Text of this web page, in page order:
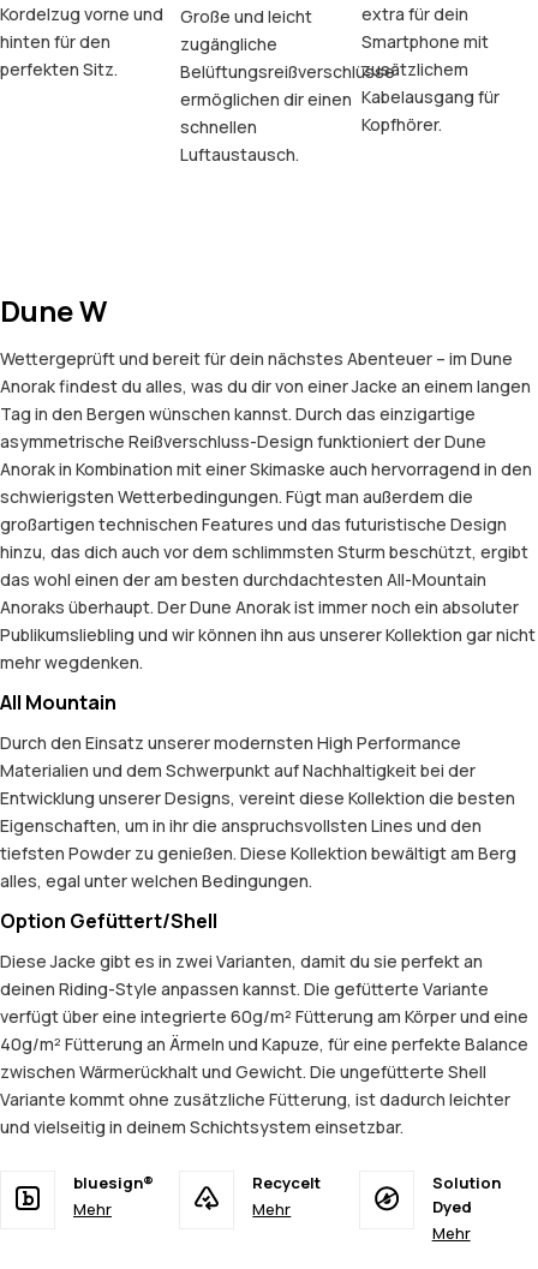
Kordelzug vorne und
hinten für den
perfekten Sitz.
Große und leicht
zugängliche
Belüftungsreißverschlüsse
ermöglichen dir einen
schnellen
Luftaustausch.
extra für dein
Smartphone mit
zusätzlichem
Kabelausgang für
Kopfhörer.
Dune W
Wettergeprüft und bereit für dein nächstes Abenteuer – im Dune
Anorak findest du alles, was du dir von einer Jacke an einem langen
Tag in den Bergen wünschen kannst. Durch das einzigartige
asymmetrische Reißverschluss-Design funktioniert der Dune
Anorak in Kombination mit einer Skimaske auch hervorragend in den
schwierigsten Wetterbedingungen. Fügt man außerdem die
großartigen technischen Features und das futuristische Design
hinzu, das dich auch vor dem schlimmsten Sturm beschützt, ergibt
das wohl einen der am besten durchdachtesten All-Mountain
Anoraks überhaupt. Der Dune Anorak ist immer noch ein absoluter
Publikumsliebling und wir können ihn aus unserer Kollektion gar nicht
mehr wegdenken.
All Mountain
Durch den Einsatz unserer modernsten High Performance
Materialien und dem Schwerpunkt auf Nachhaltigkeit bei der
Entwicklung unserer Designs, vereint diese Kollektion die besten
Eigenschaften, um in ihr die anspruchsvollsten Lines und den
tiefsten Powder zu genießen. Diese Kollektion bewältigt am Berg
alles, egal unter welchen Bedingungen.
Option Gefüttert/Shell
Diese Jacke gibt es in zwei Varianten, damit du sie perfekt an
deinen Riding-Style anpassen kannst. Die gefütterte Variante
verfügt über eine integrierte 60g/m² Fütterung am Körper und eine
40g/m² Fütterung an Ärmeln und Kapuze, für eine perfekte Balance
zwischen Wärmerückhalt und Gewicht. Die ungefütterte Shell
Variante kommt ohne zusätzliche Fütterung, ist dadurch leichter
und vielseitig in deinem Schichtsystem einsetzbar.
bluesign®
Mehr
Recycelt
Mehr
Solution
Dyed
Mehr